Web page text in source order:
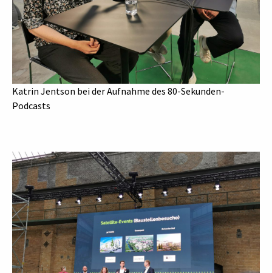
Katrin Jentson bei der Aufnahme des 80-Sekunden-
Podcasts